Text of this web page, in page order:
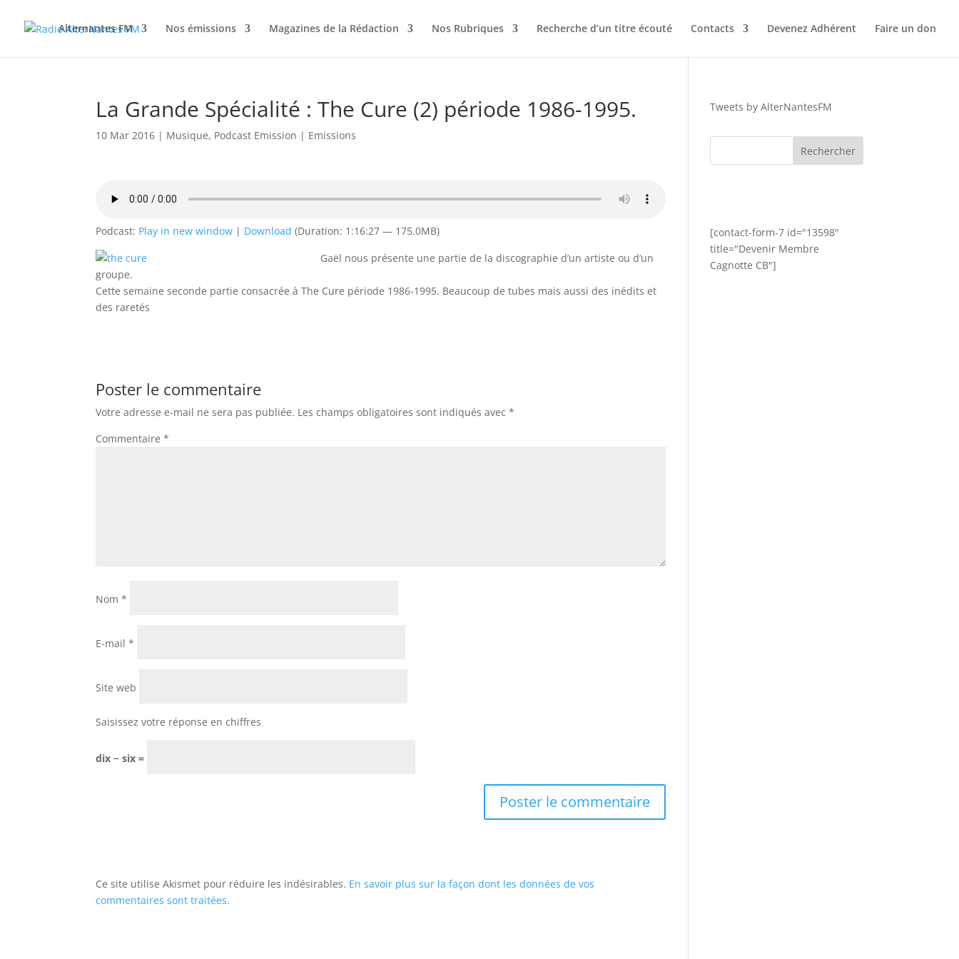
Alternantes FM Nos émissions Magazines de la Rédaction Nos Rubriques Recherche d’un titre écouté Contacts Devenez Adhérent Faire un don
La Grande Spécialité : The Cure (2) période 1986-1995.
10 Mar 2016 | Musique, Podcast Emission | Emissions
Podcast: Play in new window | Download (Duration: 1:16:27 — 175.0MB)
Gaël nous présente une partie de la discographie d’un artiste ou d’un
groupe.
Cette semaine seconde partie consacrée à The Cure période 1986-1995. Beaucoup de tubes mais aussi des inédits et
des raretés
Poster le commentaire
Votre adresse e-mail ne sera pas publiée. Les champs obligatoires sont indiqués avec*
Commentaire*
Nom*
E-mail*
Site web
Saisissez votre réponse en chiffres
dix − six =
Ce site utilise Akismet pour réduire les indésirables. En savoir plus sur la façon dont les données de vos
commentaires sont traitées.
Tweets by AlterNantesFM
[contact-form-7 id="13598"
title="Devenir Membre
Cagnotte CB"]